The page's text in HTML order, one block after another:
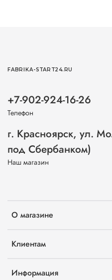
О магазине
Клиентам
Информация
FABRIKA-START24.RU
+7-902-924-16-26
Телефон
г. Красноярск, ул.
под Сбербанком)
Наш магазин